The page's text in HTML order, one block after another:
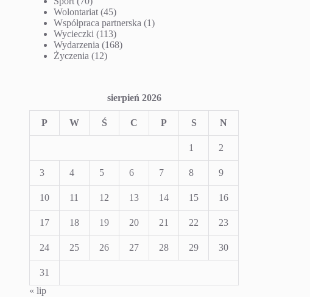
Wolontariat (45)
Współpraca partnerska (1)
Wycieczki (113)
Wydarzenia (168)
Życzenia (12)
sierpień 2026
P W Ś C P S N
1 2
3 4 5 6 7 8 9
10 11 12 13 14 15 16
17 18 19 20 21 22 23
24 25 26 27 28 29 30
31
« lip